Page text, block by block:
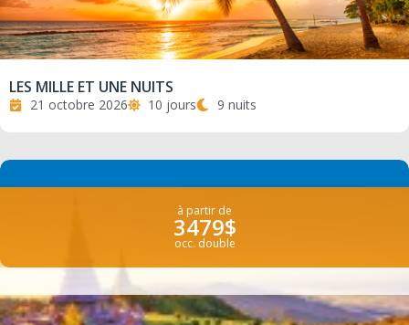
LES MILLE ET UNE NUITS
21 octobre 2026 10 jours 9 nuits
à partir de
3479$
occ. double